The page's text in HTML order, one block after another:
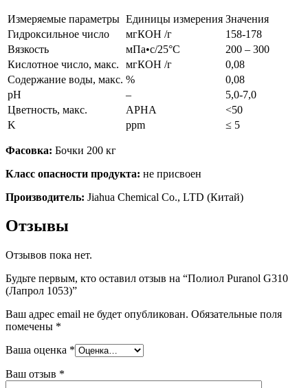
Измеряемые параметры Единицы измерения Значения
Гидроксильное число
мгКОН /г
158-178
Вязкость
мПа•с/25°С 200 – 300
Кислотное число, макс.
мгКОН /г 0,08
Содержание воды, макс. % 0,08
pH
–
5,0-7,0
Цветность, макс.
АРНА <50
K
ррm ≤ 5
Фасовка: Бочки 200 кг
Класс опасности продукта: не присвоен
Производитель: Jiahua Chemical Co., LTD (Китай)
Отзывы
Отзывов пока нет.
Будьте первым, кто оставил отзыв на “Полиол Puranol G310
(Лапрол 1053)”
Ваш адрес email не будет опубликован. Обязательные поля
помечены *
Ваша оценка *
Ваш отзыв *